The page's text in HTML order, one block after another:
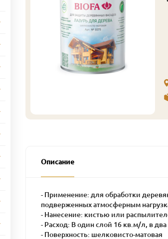
Описание
- Применение: для обработки
подверженных атмосферным
- Нанесение: кистью или
- Расход: В один слой 16 кв.м/л, в
- Поверхность: шелковисто-матовая